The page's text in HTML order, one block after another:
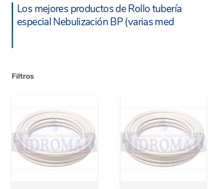
Los mejores productos de Rollo tubería
especial Nebulización BP (varias med
Filtros